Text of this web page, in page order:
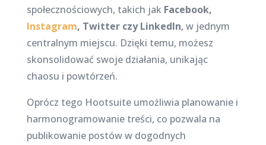
społecznościowych, takich jak Facebook,
Instagram, Twitter czy LinkedIn, w jednym
centralnym miejscu. Dzięki temu, możesz
skonsolidować swoje działania, unikając
chaosu i powtórzeń.
Oprócz tego Hootsuite umożliwia planowanie i
harmonogramowanie treści, co pozwala na
publikowanie postów w dogodnych